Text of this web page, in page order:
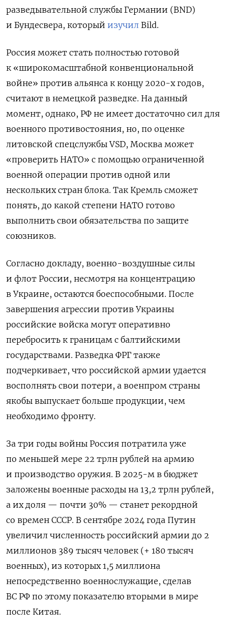
разведывательной службы Германии (BND)
и Бундесвера, который изучил Bild.
Россия может стать полностью готовой
к «широкомасштабной конвенциональной
войне» против альянса к концу 2020-х годов,
считают в немецкой разведке. На данный
момент, однако, РФ не имеет достаточно сил для
военного противостояния, но, по оценке
литовской спецслужбы VSD, Москва может
«проверить НАТО» с помощью ограниченной
военной операции против одной или
нескольких стран блока. Так Кремль сможет
понять, до какой степени НАТО готово
выполнить свои обязательства по защите
союзников.
Согласно докладу, военно-воздушные силы
и флот России, несмотря на концентрацию
в Украине, остаются боеспособными. После
завершения агрессии против Украины
российские войска могут оперативно
перебросить к границам с балтийскими
государствами. Разведка ФРГ также
подчеркивает, что российской армии удается
восполнять свои потери, а военпром страны
якобы выпускает больше продукции, чем
необходимо фронту.
За три годы войны Россия потратила уже
по меньшей мере 22 трлн рублей на армию
и производство оружия. В 2025-м в бюджет
заложены военные расходы на 13,2 трлн рублей,
а их доля — почти 30% — станет рекордной
со времен СССР. В сентябре 2024 года Путин
увеличил численность российский армии до 2
миллионов 389 тысяч человек (+ 180 тысяч
военных), из которых 1,5 миллиона
непосредственно военнослужащие, сделав
ВС РФ по этому показателю вторыми в мире
после Китая.